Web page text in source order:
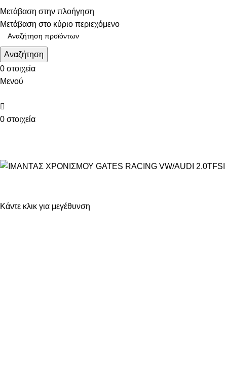
Μετάβαση στην πλοήγηση
Μετάβαση στο κύριο περιεχόμενο
Τηλεφωνικές παραγγελίες: 211 75 05 815
Αναζήτηση
0 στοιχεία
Μενού
0 στοιχεία
Κάντε κλικ για μεγέθυνση